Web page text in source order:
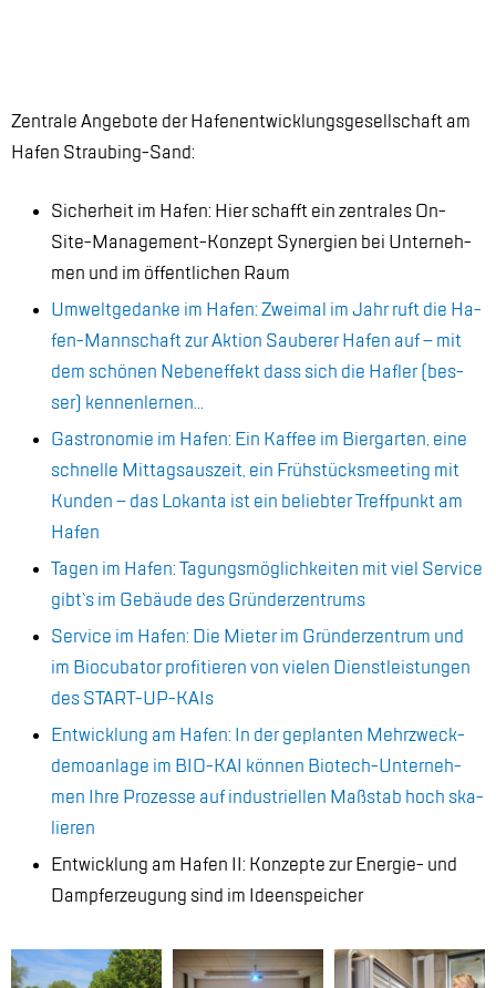
Zen­tra­le An­ge­bo­te der Ha­fen­ent­wick­lungs­ge­sell­schaft am
Ha­fen Strau­bing-Sand:
Si­cher­heit im Ha­fen: Hier schafft ein zen­tra­les On-
Site-Ma­nage­ment-Kon­zept Syn­er­gi­en bei Un­ter­neh­
men und im öf­fent­li­chen Raum
Um­welt­ge­dan­ke im Ha­fen: Zwei­mal im Jahr ruft die Ha­
fen-Mann­schaft zur Ak­ti­on Sau­be­rer Ha­fen auf – mit
dem schö­nen Ne­ben­ef­fekt dass sich die Haf­ler (bes­
ser) ken­nen­ler­nen…
Gas­tro­no­mie im Ha­fen: Ein Kaf­fee im Bier­gar­ten, eine
schnel­le Mit­tags­aus­zeit, ein Früh­stücks­mee­ting mit
Kun­den – das Lo­kan­ta ist ein be­lieb­ter Treff­punkt am
Ha­fen
Ta­gen im Ha­fen: Ta­gungs­mög­lich­kei­ten mit viel Ser­vice
gibt`s im Ge­bäu­de des Grün­der­zen­trums
Ser­vice im Ha­fen: Die Mie­ter im Grün­der­zen­trum und
im Bio­cu­ba­tor pro­fi­tie­ren von vie­len Dienst­leis­tun­gen
des START-UP-KAIs
Ent­wick­lung am Ha­fen: In der ge­plan­ten Mehr­zweck­
demo­an­la­ge im BIO-KAI kön­nen Bio­tech-Un­ter­neh­
men Ihre Pro­zes­se auf in­dus­tri­el­len Maß­stab hoch ska­
lie­ren
Ent­wick­lung am Ha­fen II: Kon­zep­te zur En­er­gie- und
Dampf­erzeu­gung sind im Ide­en­spei­cher